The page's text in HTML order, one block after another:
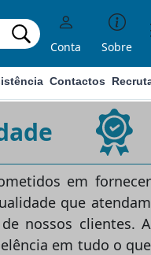
Conta Sobre
Contactos
em fornecer
que atendam
nossos clientes. A
em tudo o que